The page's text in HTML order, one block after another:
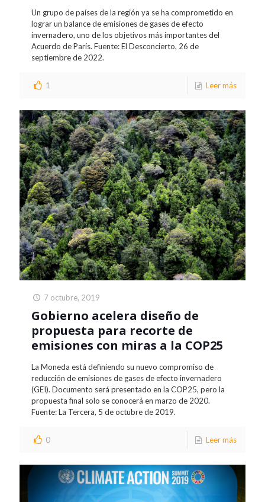
Un grupo de países de la región ya se ha comprometido en
lograr un balance de emisiones de gases de efecto
invernadero, uno de los objetivos más importantes del
Acuerdo de París. Fuente: El Desconcierto, 26 de
septiembre de 2022.
1 Leer más
7 octubre, 2019
Gobierno acelera diseño de
propuesta para recorte de
emisiones con miras a la COP25
La Moneda está definiendo su nuevo compromiso de
reducción de emisiones de gases de efecto invernadero
(GEI). Documento será presentado en la COP25, pero la
propuesta final solo se conocerá en marzo de 2020.
Fuente: La Tercera, 5 de octubre de 2019.
0 Leer más